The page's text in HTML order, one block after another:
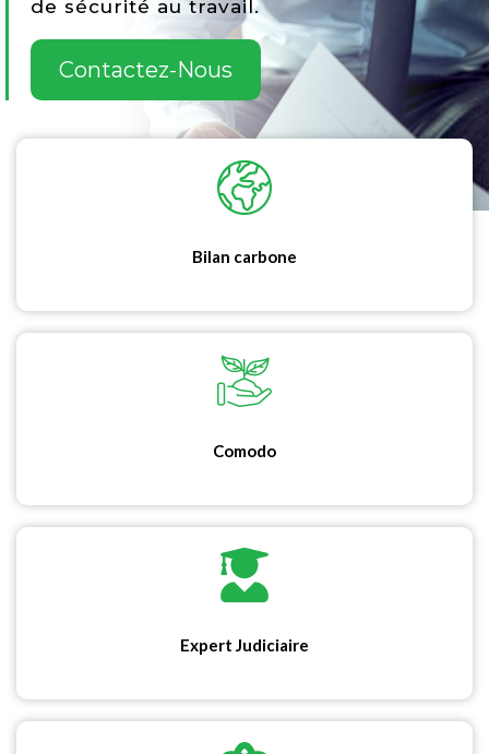
de sécurité au travail.
Contactez-Nous
Bilan carbone
Comodo
Expert Judiciaire